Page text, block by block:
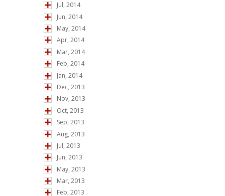
Jul, 2014
Jun, 2014
May, 2014
Apr, 2014
Mar, 2014
Feb, 2014
Jan, 2014
Dec, 2013
Nov, 2013
Oct, 2013
Sep, 2013
Aug, 2013
Jul, 2013
Jun, 2013
May, 2013
Mar, 2013
Feb, 2013